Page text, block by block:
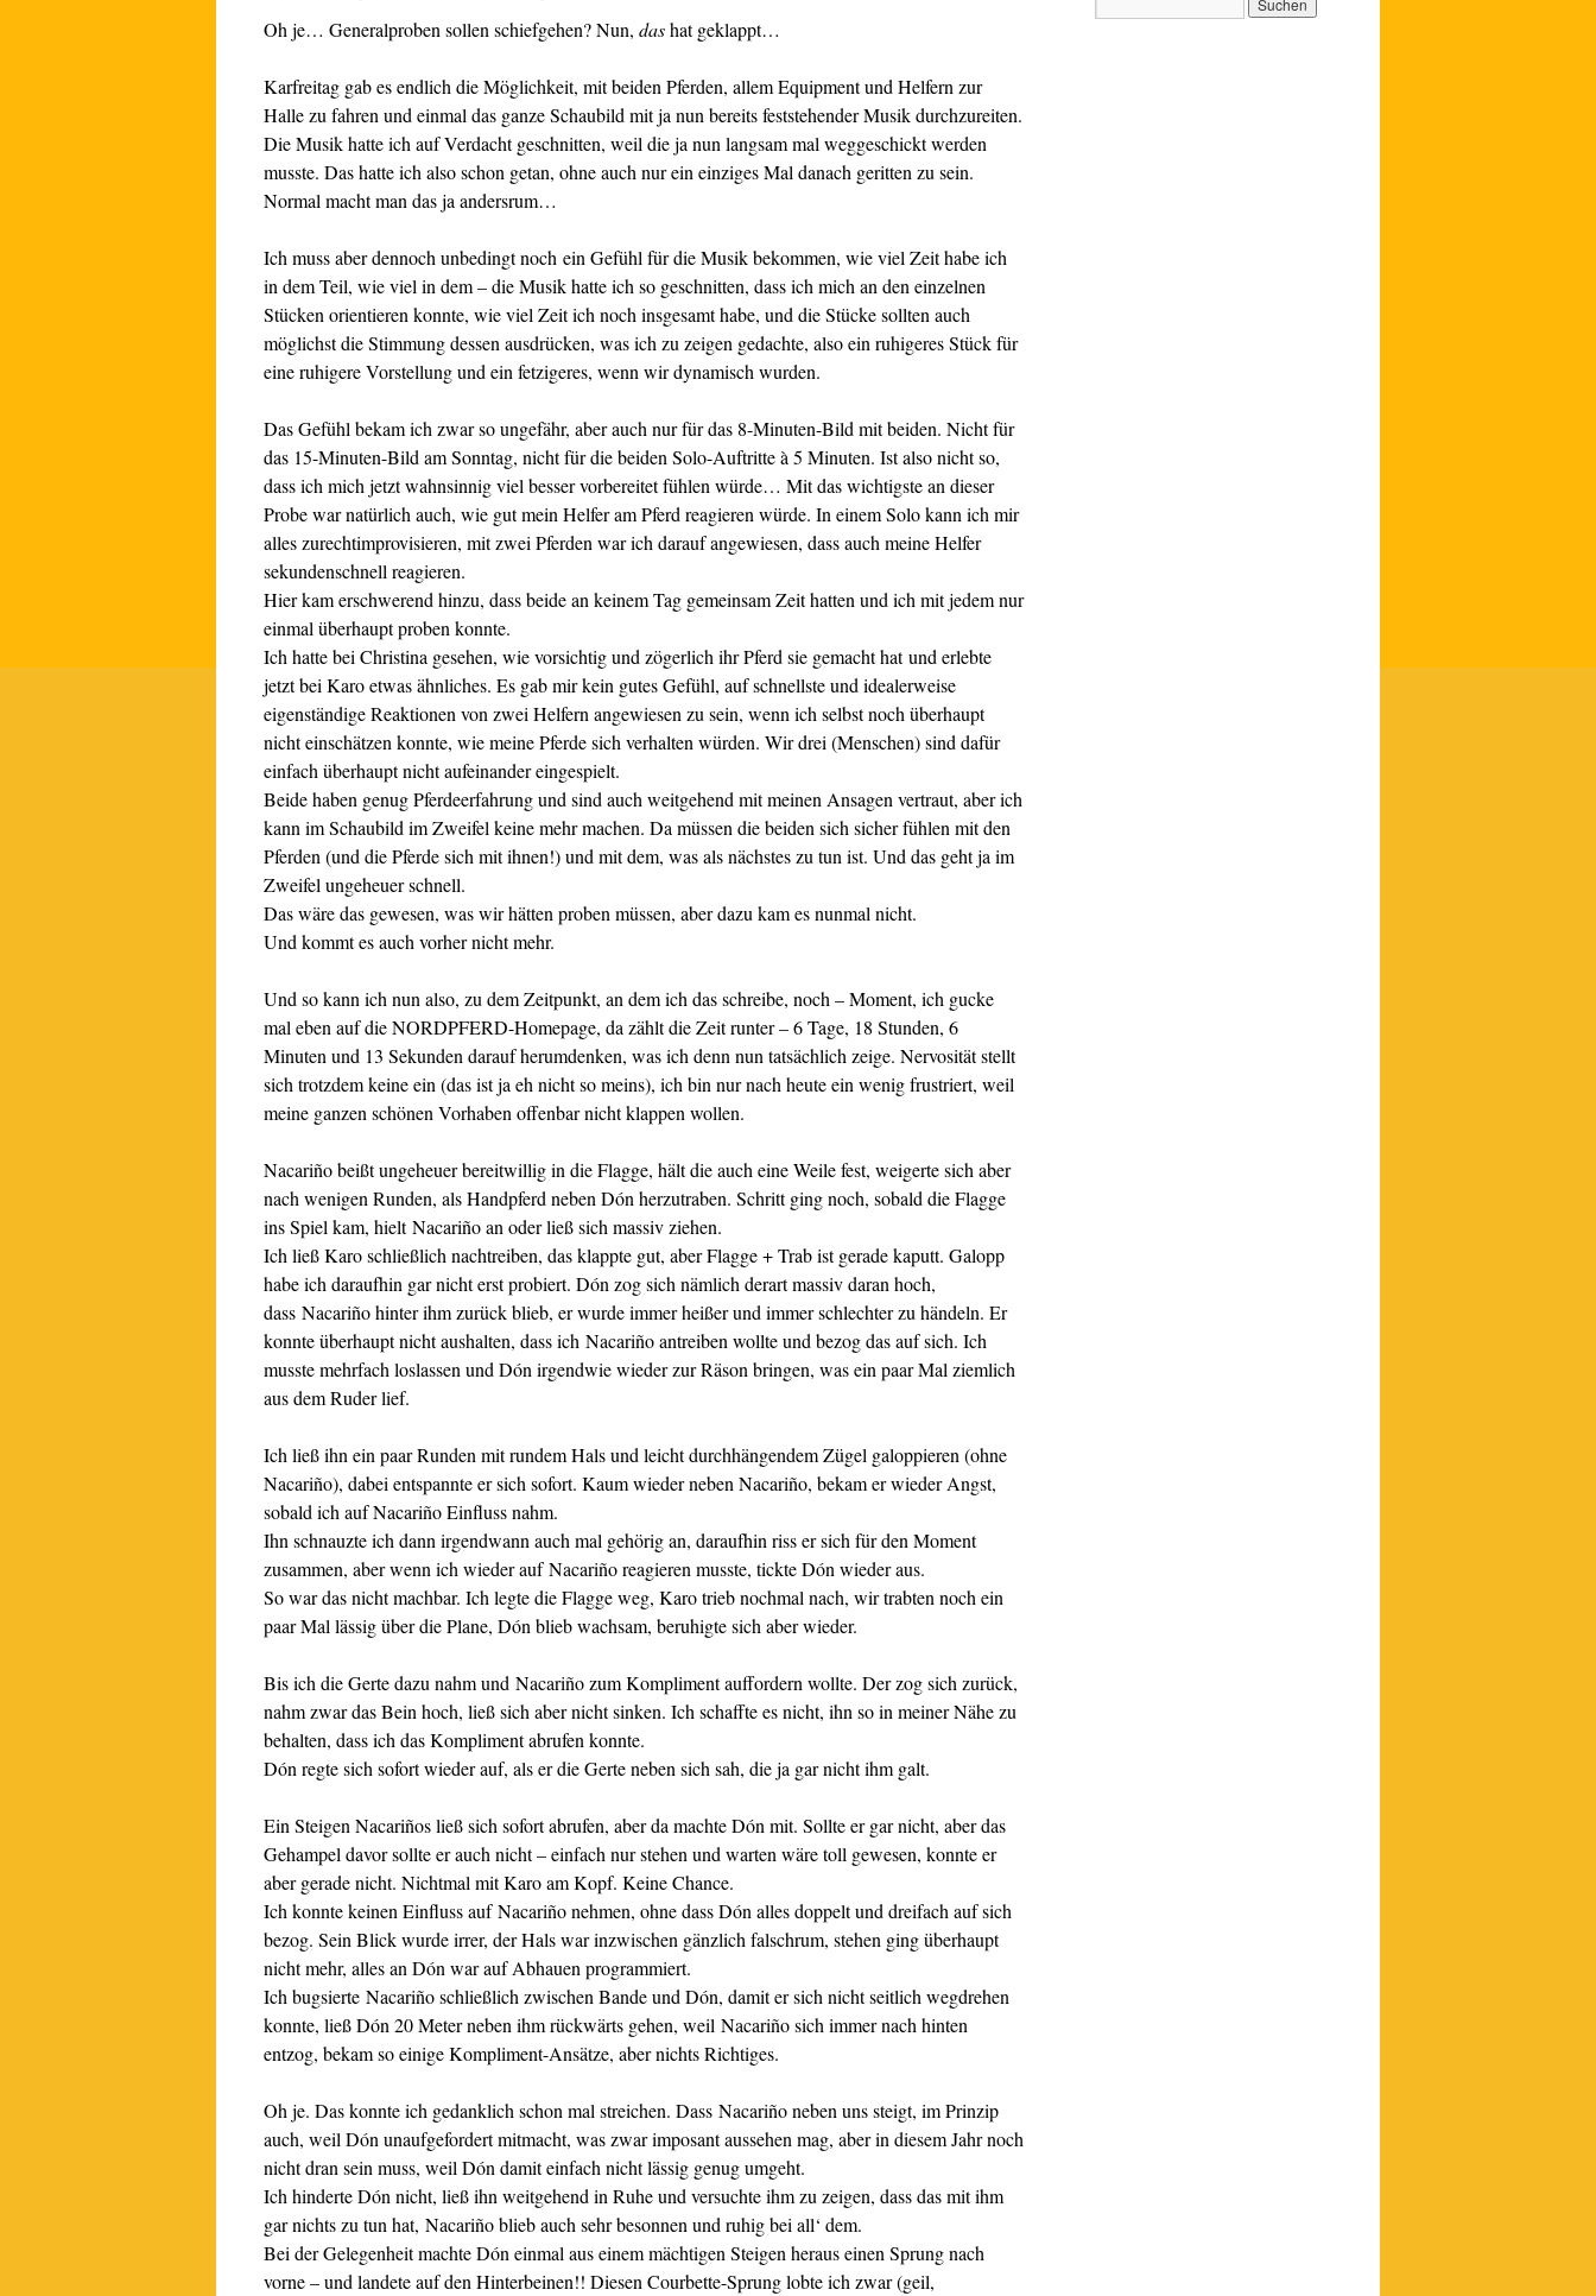
Oh je… Generalproben sollen schiefgehen? Nun, dashat geklappt…
Karfreitag gab es endlich die Möglichkeit, mit beiden Pferden, allem Equipment und Helfern zur
Halle zu fahren und einmal das ganze Schaubild mit ja nun bereits feststehender Musik durchzureiten.
Die Musik hatte ich auf Verdacht geschnitten, weil die ja nun langsam mal weggeschickt werden
musste. Das hatte ich also schon getan, ohne auch nur ein einziges Mal danach geritten zu sein.
Normal macht man das ja andersrum…
Ich muss aber dennoch unbedingt noch ein Gefühl für die Musik bekommen, wie viel Zeit habe ich
in dem Teil, wie viel in dem – die Musik hatte ich so geschnitten, dass ich mich an den einzelnen
Stücken orientieren konnte, wie viel Zeit ich noch insgesamt habe, und die Stücke sollten auch
möglichst die Stimmung dessen ausdrücken, was ich zu zeigen gedachte, also ein ruhigeres Stück für
eine ruhigere Vorstellung und ein fetzigeres, wenn wir dynamisch wurden.
Das Gefühl bekam ich zwar so ungefähr, aber auch nur für das 8-Minuten-Bild mit beiden. Nicht für
das 15-Minuten-Bild am Sonntag, nicht für die beiden Solo-Auftritte à 5 Minuten. Ist also nicht so,
dass ich mich jetzt wahnsinnig viel besser vorbereitet fühlen würde… Mit das wichtigste an dieser
Probe war natürlich auch, wie gut mein Helfer am Pferd reagieren würde. In einem Solo kann ich mir
alles zurechtimprovisieren, mit zwei Pferden war ich darauf angewiesen, dass auch meine Helfer
sekundenschnell reagieren.
Hier kam erschwerend hinzu, dass beide an keinem Tag gemeinsam Zeit hatten und ich mit jedem nur
einmal überhaupt proben konnte.
Ich hatte bei Christina gesehen, wie vorsichtig und zögerlich ihr Pferd sie gemacht hat und erlebte
jetzt bei Karo etwas ähnliches. Es gab mir kein gutes Gefühl, auf schnellste und idealerweise
eigenständige Reaktionen von zwei Helfern angewiesen zu sein, wenn ich selbst noch überhaupt
nicht einschätzen konnte, wie meine Pferde sich verhalten würden. Wir drei (Menschen) sind dafür
einfach überhaupt nicht aufeinander eingespielt.
Beide haben genug Pferdeerfahrung und sind auch weitgehend mit meinen Ansagen vertraut, aber ich
kann im Schaubild im Zweifel keine mehr machen. Da müssen die beiden sich sicher fühlen mit den
Pferden (und die Pferde sich mit ihnen!) und mit dem, was als nächstes zu tun ist. Und das geht ja im
Zweifel ungeheuer schnell.
Das wäre das gewesen, was wir hätten proben müssen, aber dazu kam es nunmal nicht.
Und kommt es auch vorher nicht mehr.
Und so kann ich nun also, zu dem Zeitpunkt, an dem ich das schreibe, noch – Moment, ich gucke
mal eben auf die NORDPFERD-Homepage, da zählt die Zeit runter – 6 Tage, 18 Stunden, 6
Minuten und 13 Sekunden darauf herumdenken, was ich denn nun tatsächlich zeige. Nervosität stellt
sich trotzdem keine ein (das ist ja eh nicht so meins), ich bin nur nach heute ein wenig frustriert, weil
meine ganzen schönen Vorhaben offenbar nicht klappen wollen.
Nacariño beißt ungeheuer bereitwillig in die Flagge, hält die auch eine Weile fest, weigerte sich aber
nach wenigen Runden, als Handpferd neben Dón herzutraben. Schritt ging noch, sobald die Flagge
ins Spiel kam, hielt Nacariño an oder ließ sich massiv ziehen.
Ich ließ Karo schließlich nachtreiben, das klappte gut, aber Flagge + Trab ist gerade kaputt. Galopp
habe ich daraufhin gar nicht erst probiert. Dón zog sich nämlich derart massiv daran hoch,
dass Nacariño hinter ihm zurück blieb, er wurde immer heißer und immer schlechter zu händeln. Er
konnte überhaupt nicht aushalten, dass ich Nacariño antreiben wollte und bezog das auf sich. Ich
musste mehrfach loslassen und Dón irgendwie wieder zur Räson bringen, was ein paar Mal ziemlich
aus dem Ruder lief.
Ich ließ ihn ein paar Runden mit rundem Hals und leicht durchhängendem Zügel galoppieren (ohne
Nacariño), dabei entspannte er sich sofort. Kaum wieder neben Nacariño, bekam er wieder Angst,
sobald ich auf Nacariño Einfluss nahm.
Ihn schnauzte ich dann irgendwann auch mal gehörig an, daraufhin riss er sich für den Moment
zusammen, aber wenn ich wieder auf Nacariño reagieren musste, tickte Dón wieder aus.
So war das nicht machbar. Ich legte die Flagge weg, Karo trieb nochmal nach, wir trabten noch ein
paar Mal lässig über die Plane, Dón blieb wachsam, beruhigte sich aber wieder.
Bis ich die Gerte dazu nahm und Nacariño zum Kompliment auffordern wollte. Der zog sich zurück,
nahm zwar das Bein hoch, ließ sich aber nicht sinken. Ich schaffte es nicht, ihn so in meiner Nähe zu
behalten, dass ich das Kompliment abrufen konnte.
Dón regte sich sofort wieder auf, als er die Gerte neben sich sah, die ja gar nicht ihm galt.
Ein Steigen Nacariños ließ sich sofort abrufen, aber da machte Dón mit. Sollte er gar nicht, aber das
Gehampel davor sollte er auch nicht – einfach nur stehen und warten wäre toll gewesen, konnte er
aber gerade nicht. Nichtmal mit Karo am Kopf. Keine Chance.
Ich konnte keinen Einfluss auf Nacariño nehmen, ohne dass Dón alles doppelt und dreifach auf sich
bezog. Sein Blick wurde irrer, der Hals war inzwischen gänzlich falschrum, stehen ging überhaupt
nicht mehr, alles an Dón war auf Abhauen programmiert.
Ich bugsierte Nacariño schließlich zwischen Bande und Dón, damit er sich nicht seitlich wegdrehen
konnte, ließ Dón 20 Meter neben ihm rückwärts gehen, weil Nacariño sich immer nach hinten
entzog, bekam so einige Kompliment-Ansätze, aber nichts Richtiges.
Oh je. Das konnte ich gedanklich schon mal streichen. Dass Nacariño neben uns steigt, im Prinzip
auch, weil Dón unaufgefordert mitmacht, was zwar imposant aussehen mag, aber in diesem Jahr noch
nicht dran sein muss, weil Dón damit einfach nicht lässig genug umgeht.
Ich hinderte Dón nicht, ließ ihn weitgehend in Ruhe und versuchte ihm zu zeigen, dass das mit ihm
gar nichts zu tun hat, Nacariño blieb auch sehr besonnen und ruhig bei all‘ dem.
Bei der Gelegenheit machte Dón einmal aus einem mächtigen Steigen heraus einen Sprung nach
vorne – und landete auf den Hinterbeinen!! Diesen Courbette-Sprung lobte ich zwar (geil,